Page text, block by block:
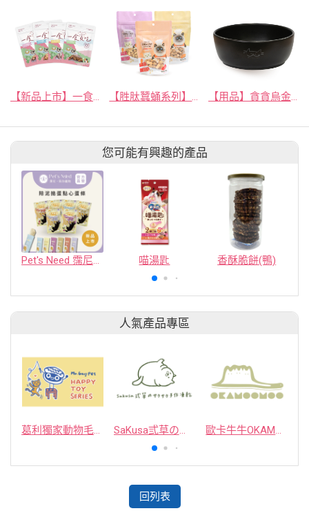
【用品】貪貪烏金菱碳能量陶瓷碗
您可能有興趣的產品
Pet's Need 霈尼-陪泥搗蛋點心蛋條 喵湯匙 香酥脆餅(鴨)
人氣產品專區
葛利獨家動物毛逗貓棒 SaKusa弎草のサクサク手作凍乾 歐卡牛牛OKAMOOMOO 貓草包
回列表